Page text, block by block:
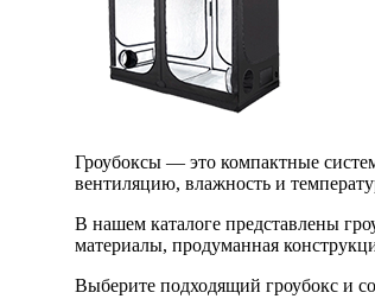
Гроубоксы — это компактные
вентиляцию, влажность и
В нашем каталоге представлены
материалы, продуманная
Выберите подходящий гроубокс и